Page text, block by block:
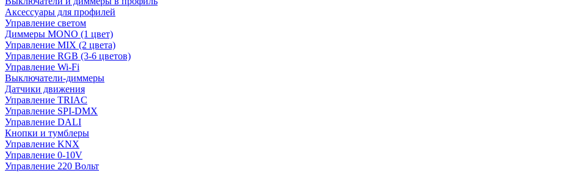
Аксессуары для профилей
Управление светом
Диммеры MONO (1 цвет)
Управление MIX (2 цвета)
Управление RGB (3-6 цветов)
Управление Wi-Fi
Выключатели-диммеры
Датчики движения
Управление TRIAC
Управление SPI-DMX
Управление DALI
Кнопки и тумблеры
Управление KNX
Управление 0-10V
Управление 220 Вольт